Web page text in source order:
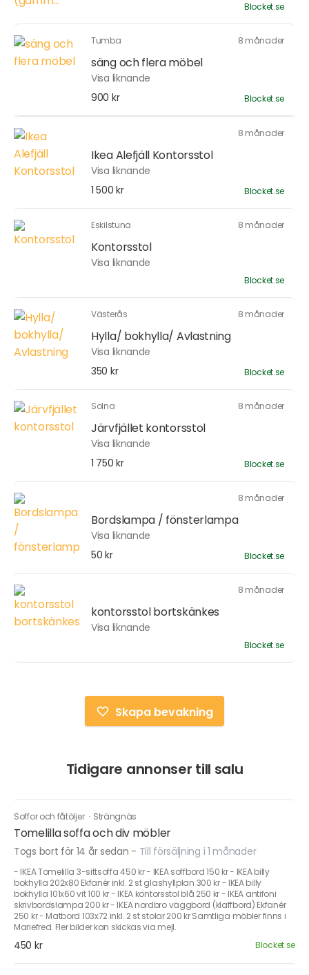
Blocket.se
Tumba 8 månader
säng och flera möbel
Visa liknande
900 kr
Blocket.se
8 månader
Ikea Alefjäll Kontorsstol
Visa liknande
1 500 kr
Blocket.se
Eskilstuna 8 månader
Kontorsstol
Visa liknande
Blocket.se
Västerås 8 månader
Hylla/ bokhylla/ Avlastning
Visa liknande
350 kr
Blocket.se
Solna 8 månader
Järvfjället kontorsstol
Visa liknande
1 750 kr
Blocket.se
8 månader
Bordslampa / fönsterlampa
Visa liknande
50 kr
Blocket.se
8 månader
kontorsstol bortskänkes
Visa liknande
Blocket.se
Skapa bevakning
Tidigare annonser till salu
Soffor och fåtöljer · Strängnäs
Tomelilla soffa och div möbler
Togs bort för 14 år sedan - Till försäljning i 1 månader
- IKEA Tomelilla 3-sittsoffa 450 kr - IKEA soffbord 150 kr - IKEA billy
bokhylla 202x80 Ekfanér inkl. 2 st glashyllplan 300 kr - IKEA billy
bokhylla 101x60 vit 100 kr - IKEA kontorsstol blå 250 kr - IKEA antifoni
skrivbordslampa 200 kr - IKEA nordbro väggbord (klaffbord) Ekfanér
250 kr - Matbord 103x72 inkl. 2 st stolar 200 kr Samtliga möbler finns i
Mariefred. Fler bilder kan skickas via mejl.
450 kr Blocket.se